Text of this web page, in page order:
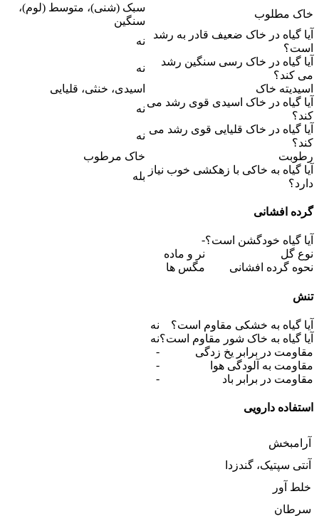
خاک مطلوب
سبک (شنی)، متوسط (لوم)،
سنگین
آیا گیاه در خاک ضعیف قادر به رشد
است؟
نه
آیا گیاه در خاک رسی سنگین رشد
می کند؟
نه
اسیدیته خاک
اسیدی، خنثی، قلیایی
آیا گیاه در خاک اسیدی قوی رشد می
کند؟
نه
آیا گیاه در خاک قلیایی قوی رشد می
کند؟
نه
رطوبت
خاک مرطوب
آیا گیاه به خاکی با زهکشی خوب نیاز
دارد؟
بله
گرده افشانی
آیا گیاه خودگشن است؟-
نوع گل
نر و ماده
نحوه گرده افشانی
مگس ها
تنش
آیا گیاه به خشکی مقاوم است؟
نه
آیا گیاه به خاک شور مقاوم است؟نه
مقاومت در برابر یخ زدگی
-
مقاومت به آلودگی هوا
-
مقاومت در برابر باد
-
استفاده دارویی
آرامبخش
آنتی سپتیک، گندزدا
خلط آور
سرطان